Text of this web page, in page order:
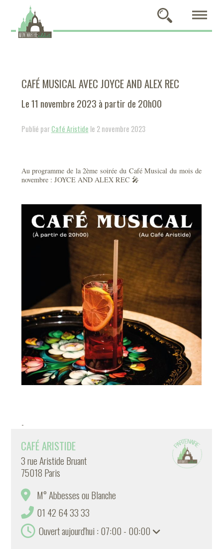
CAFÉ MUSICAL AVEC JOYCE AND ALEX REC
Le 11 novembre 2023 à partir de 20h00
Publié parCafé Aristide le 2 novembre 2023
Au programme de la 2ème soirée du Café Musical du mois de
novembre : JOYCE AND ALEX REC 🎤
-
CAFÉ ARISTIDE
3 rue Aristide Bruant
75018 Paris
M° Abbesses ou Blanche
01 42 64 33 33
Ouvert aujourd'hui : 07:00 - 00:00